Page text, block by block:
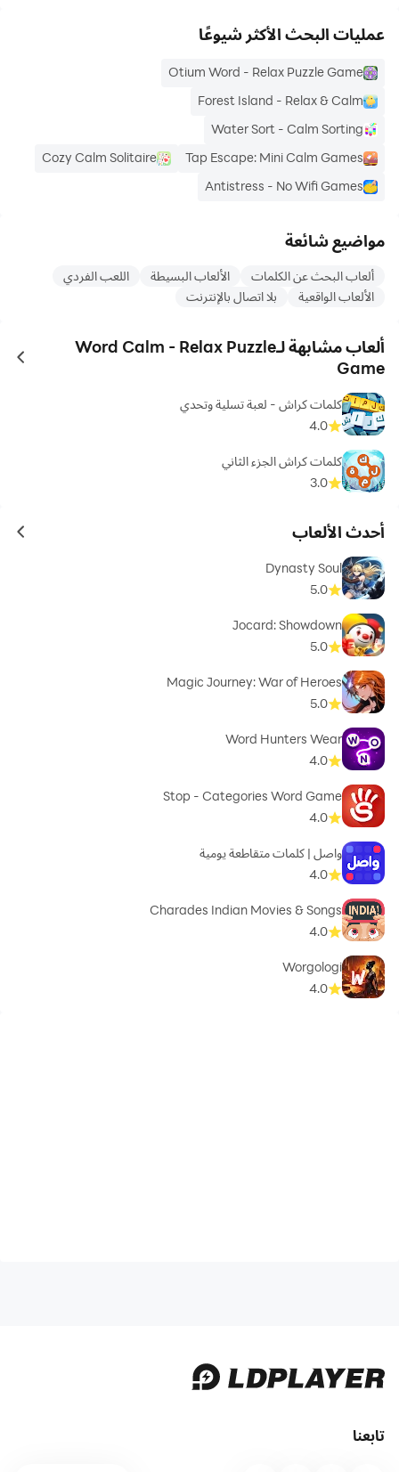
عمليات البحث الأكثر شيوعًا
Otium Word - Relax Puzzle Game
Forest Island - Relax & Calm
Water Sort - Calm Sorting
Tap Escape: Mini Calm Games
Cozy Calm Solitaire
Antistress - No Wifi Games
مواضيع شائعة
ألعاب البحث عن الكلمات الألعاب البسيطة
اللعب الفردي
الألعاب الواقعية
بلا اتصال بالإنترنت
ألعاب مشابهة لـWord Calm - Relax Puzzle
Game
كلمات كراش - لعبة تسلية وتحدي
4.0
كلمات كراش الجزء الثاني
3.0
أحدث الألعاب
Dynasty Soul
5.0
Jocard: Showdown
5.0
Magic Journey: War of Heroes
5.0
Word Hunters Wear
4.0
Stop - Categories Word Game
4.0
واصل | كلمات متقاطعة يومية
4.0
Charades Indian Movies & Songs
4.0
Worgologi
4.0
تابعنا